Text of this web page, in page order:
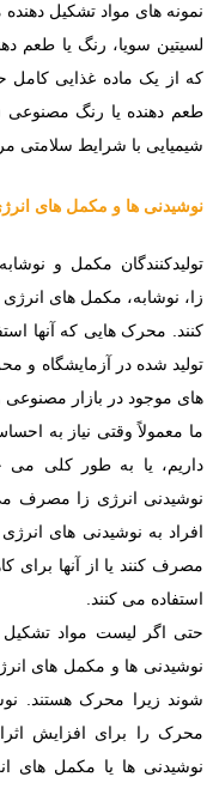
نمونه های مواد تشکیل دهنده
لسیتین سویا، رنگ یا طعم
که از یک ماده غذایی کامل
شیمیایی با شرایط سلامتی
نوشیدنی ها و مکمل های
تولیدکنندگان مکمل و
زا، نوشابه، مکمل های
کنند. محرک هایی که آنها
های موجود در بازار
ما معمولاً وقتی نیاز به
داریم، یا به طور کلی می
نوشیدنی انرژی زا مصرف می
افراد به نوشیدنی های انرژی
مصرف کنند یا از آنها
استفاده می کنند.
حتی اگر لیست مواد
نوشیدنی ها و مکمل های
شوند زیرا محرک هستند.
محرک را برای افزایش
نوشیدنی ها یا مکمل های